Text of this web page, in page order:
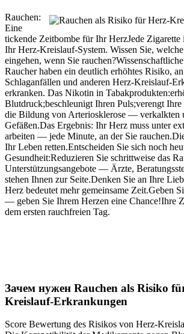
Rauchen:
Eine
tickende Zeitbombe für Ihr HerzJede Zigarette
Ihr Herz-Kreislauf-System. Wissen Sie,
eingehen, wenn Sie
Raucher haben ein deutlich erhöhtes Risiko,
Schlaganfällen und anderen Herz-Kreislauf-
erkranken. Das Nikotin in
Blutdruck;beschleunigt Ihren Puls;verengt
die Bildung von Arteriosklerose — verkalkten
Gefäßen.Das Ergebnis: Ihr Herz muss unter
arbeiten — jede Minute, an der Sie
Ihr Leben retten.Entscheiden Sie sich noch
Gesundheit:Reduzieren Sie schrittweise das
Unterstützungsangebote — Ärzte,
stehen Ihnen zur Seite.Denken Sie an Ihre
Herz bedeutet mehr gemeinsame Zeit.Geben
— geben Sie Ihrem Herzen eine Chance!Ihre
dem ersten rauchfreien Tag.
Зачем нужен Rauchen als Risiko
Kreislauf-Erkrankungen
Score Bewertung des Risikos von Herz-